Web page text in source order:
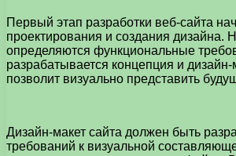
Первый этап разработки веб-сайта
проектирования и создания дизайна.
определяются функциональные
разрабатывается концепция и дизайн-
позволит визуально представить
Дизайн-макет сайта должен быть
требований к визуальной